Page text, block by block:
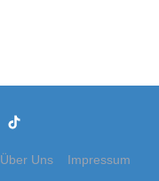
Über Uns Impressum